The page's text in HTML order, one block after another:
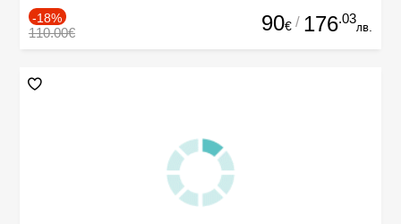
-18%
110.00€ 90€ / 176.03
лв.